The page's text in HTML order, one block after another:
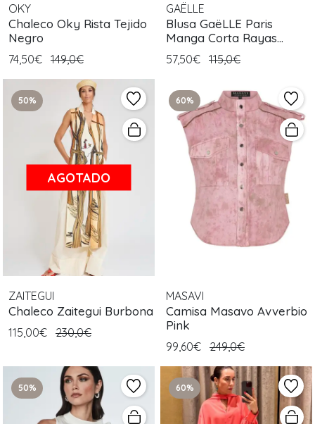
OKY
Chaleco Oky Rista Tejido
Negro
74,50€ 149,0€
GAËLLE
Blusa GaëLLE Paris
Manga Corta Rayas
Celestes
57,50€ 115,0€
50%
AGOTADO
ZAITEGUI
Chaleco Zaitegui Burbona
115,00€ 230,0€
60%
MASAVI
Camisa Masavo Avverbio
Pink
99,60€ 249,0€
50% 60%